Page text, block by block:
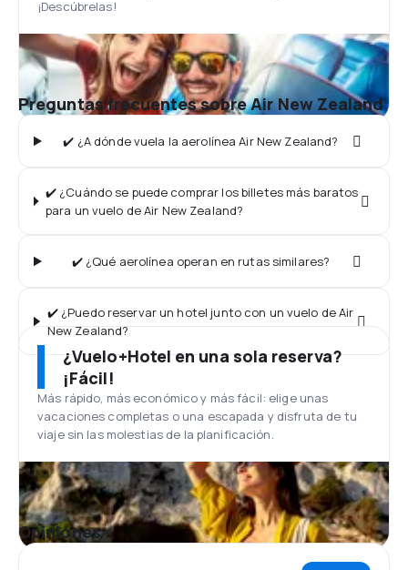
¡Descúbrelas!
Preguntas frecuentes sobre Air New Zealand
✔️ ¿A dónde vuela la aerolínea Air New Zealand?
✔️ ¿Cuándo se puede comprar los billetes más baratos
para un vuelo de Air New Zealand?
✔️ ¿Qué aerolínea operan en rutas similares?
✔️ ¿Puedo reservar un hotel junto con un vuelo de Air
New Zealand?
¿Vuelo+Hotel en una sola reserva?
¡Fácil!
Más rápido, más económico y más fácil: elige unas
vacaciones completas o una escapada y disfruta de tu
viaje sin las molestias de la planificación.
Opiniones